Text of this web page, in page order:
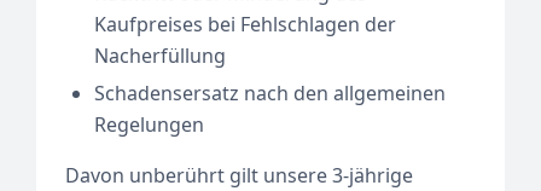
Kaufpreises bei Fehlschlagen der
Nacherfüllung
Schadensersatz nach den allgemeinen
Regelungen
Davon unberührt gilt unsere 3-jährige